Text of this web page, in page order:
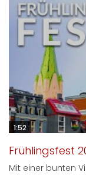
1:52
Frühlingsfest
Mit einer bunten